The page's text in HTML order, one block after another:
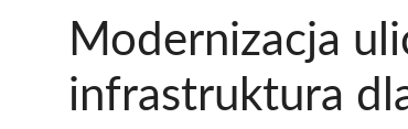
Modernizacja
infrastruktura